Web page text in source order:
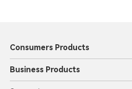
Consumers Products
Business Products